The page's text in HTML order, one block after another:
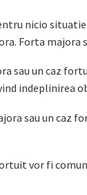
nicio
Forta
sau un caz
indeplinirea
sau un caz
vor fi